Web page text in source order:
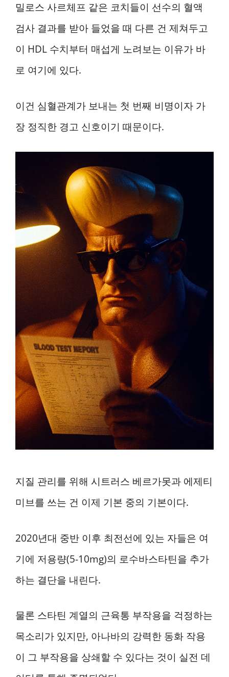
밀로스 사르체프 같은 코치들이 선수의 혈액
검사 결과를 받아 들었을 때 다른 건 제쳐두고
이 HDL 수치부터 매섭게 노려보는 이유가 바
로 여기에 있다.
이건 심혈관계가 보내는 첫 번째 비명이자 가
장 정직한 경고 신호이기 때문이다.
지질 관리를 위해 시트러스 베르가못과 에제티
미브를 쓰는 건 이제 기본 중의 기본이다.
2020년대 중반 이후 최전선에 있는 자들은 여
기에 저용량(5-10mg)의 로수바스타틴을 추가
하는 결단을 내린다.
물론 스타틴 계열의 근육통 부작용을 걱정하는
목소리가 있지만, 아나바의 강력한 동화 작용
이 그 부작용을 상쇄할 수 있다는 것이 실전 데